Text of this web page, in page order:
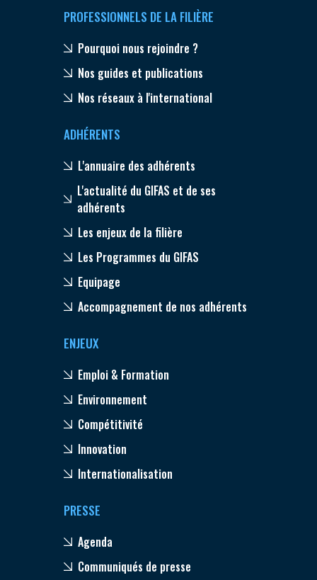
PROFESSIONNELS DE LA FILIÈRE
Pourquoi nous rejoindre ?
Nos guides et publications
Nos réseaux à l'international
ADHÉRENTS
L'annuaire des adhérents
L'actualité du GIFAS et de ses
adhérents
Les enjeux de la filière
Les Programmes du GIFAS
Equipage
Accompagnement de nos adhérents
ENJEUX
Emploi & Formation
Environnement
Compétitivité
Innovation
Internationalisation
PRESSE
Agenda
Communiqués de presse